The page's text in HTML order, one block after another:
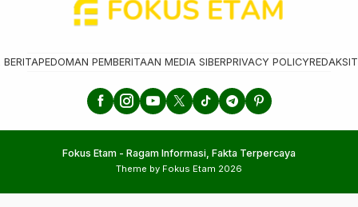
BERITAPEDOMAN PEMBERITAAN MEDIA SIBERPRIVACY POLICYREDAKSI
Fokus Etam - Ragam Informasi, Fakta Terpercaya
Theme by Fokus Etam 2026